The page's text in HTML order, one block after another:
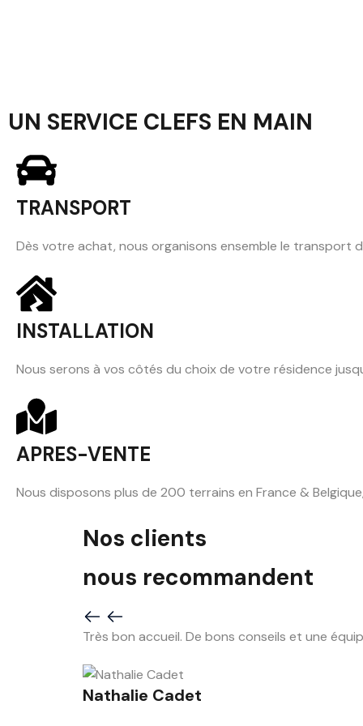
UN SERVICE CLEFS EN MAIN
TRANSPORT
Dès votre achat, nous organisons ensemble le transport
INSTALLATION
Nous serons à vos côtés du choix de votre résidence
APRES-VENTE
Nous disposons plus de 200 terrains en France &
Nos clients
nous recommandent
Très bon accueil. De bons conseils et une
Nathalie Cadet